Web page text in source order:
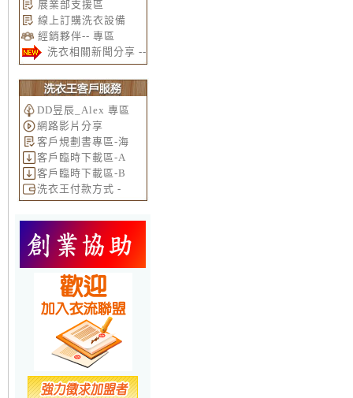
展業部支援區
線上訂購洗衣設備
經銷夥伴-- 專區
洗衣相關新聞分享 --
DD昱辰_Alex 專區
網路影片分享
客戶規劃書專區-海
客戶臨時下載區-A
客戶臨時下載區-B
洗衣王付款方式 -